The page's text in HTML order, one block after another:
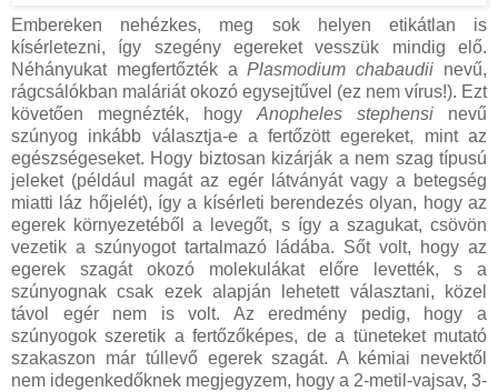
Embereken nehézkes, meg sok helyen etikátlan is
kísérletezni, így szegény egereket vesszük mindig elő.
Néhányukat megfertőzték aPlasmodium chabaudii nevű,
rágcsálókban maláriát okozó egysejtűvel (ez nem vírus!). Ezt
követően megnézték, hogyAnopheles stephensi nevű
szúnyog inkább választja-e a fertőzött egereket, mint az
egészségeseket. Hogy biztosan kizárják a nem szag típusú
jeleket (például magát az egér látványát vagy a betegség
miatti láz hőjelét), így a kísérleti berendezés olyan, hogy az
egerek környezetéből a levegőt, s így a szagukat, csövön
vezetik a szúnyogot tartalmazó ládába. Sőt volt, hogy az
egerek szagát okozó molekulákat előre levették, s a
szúnyognak csak ezek alapján lehetett választani, közel
távol egér nem is volt. Az eredmény pedig, hogy a
szúnyogok szeretik a fertőzőképes, de a tüneteket mutató
szakaszon már túllevő egerek szagát. A kémiai nevektől
nem idegenkedőknek megjegyzem, hogy a 2-metil-vajsav, 3-